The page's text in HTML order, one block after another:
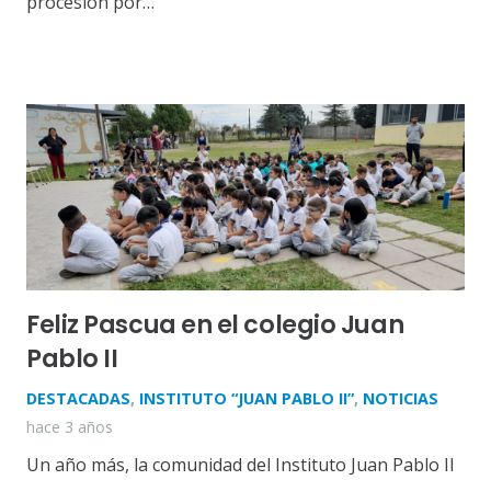
Feliz Pascua en el colegio Juan
Pablo II
DESTACADAS, INSTITUTO “JUAN PABLO II”, NOTICIAS
hace 3 años
Un año más, la comunidad del Instituto Juan Pablo II